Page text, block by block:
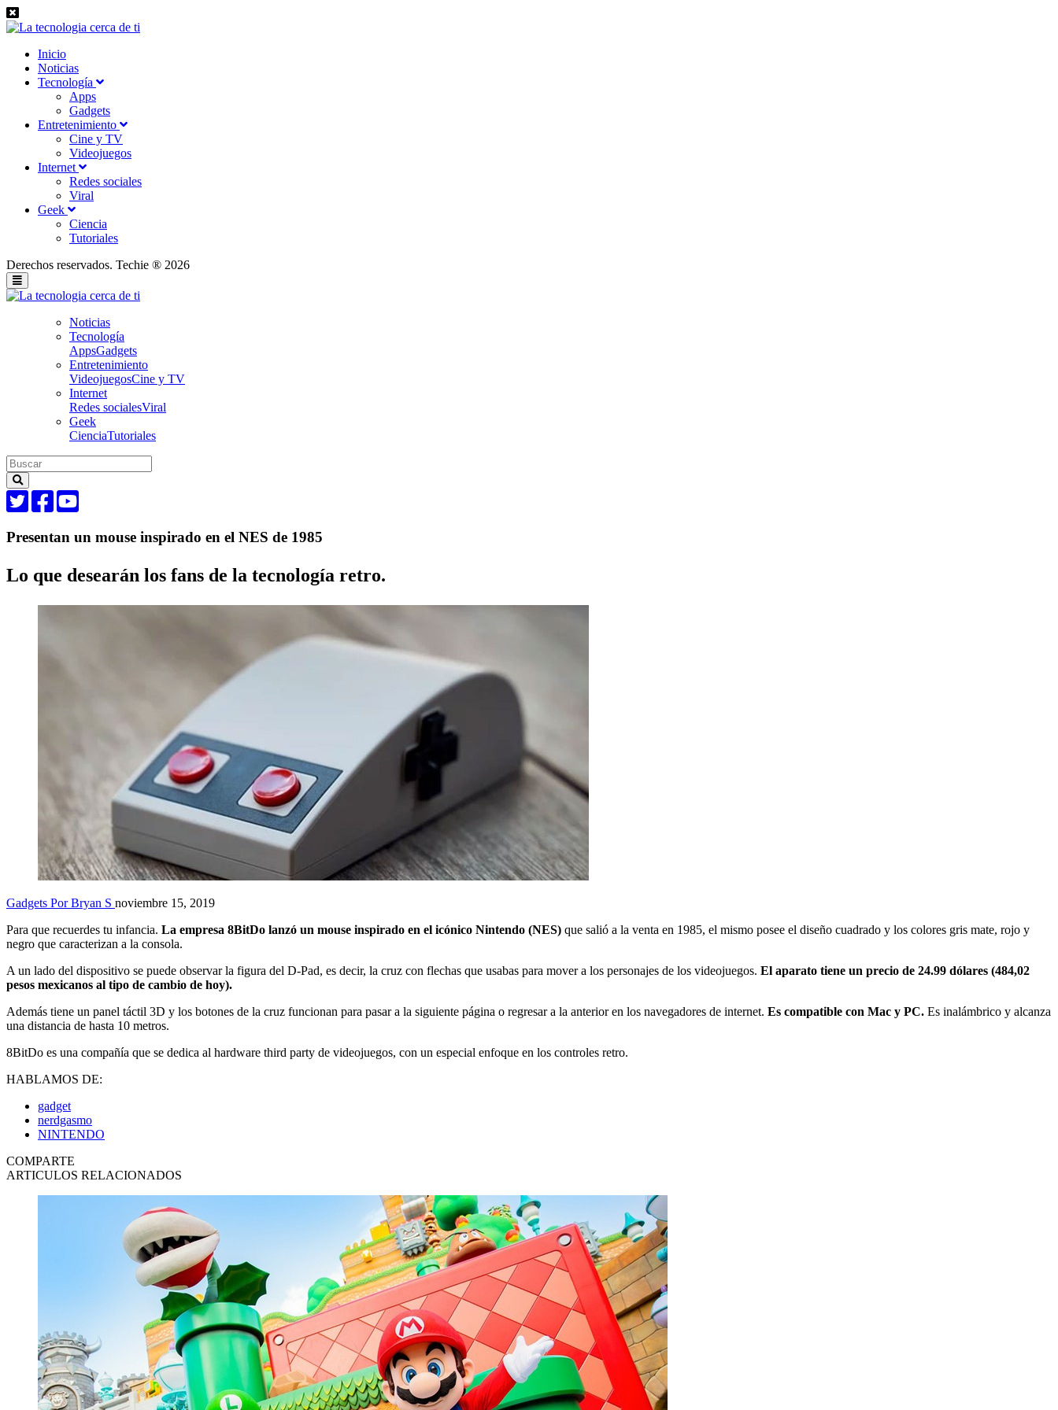
Inicio
Noticias
Tecnología
Apps
Gadgets
Entretenimiento
Cine y TV
Videojuegos
Internet
Redes sociales
Viral
Geek
Ciencia
Tutoriales
Derechos reservados. Techie ® 2026
Noticias
Tecnología
AppsGadgets
Entretenimiento
VideojuegosCine y TV
Internet
Redes socialesViral
Geek
CienciaTutoriales
Presentan un mouse inspirado en el NES de 1985
Lo que desearán los fans de la tecnología retro.
Gadgets Por Bryan S noviembre 15, 2019
Para que recuerdes tu infancia. La empresa 8BitDo lanzó un mouse inspirado en el icónico Nintendo (NES) que salió a la venta en 1985, el mismo posee el diseño cuadrado y los colores gris mate, rojo y
negro que caracterizan a la consola.
A un lado del dispositivo se puede observar la figura del D-Pad, es decir, la cruz con flechas que usabas para mover a los personajes de los videojuegos. El aparato tiene un precio de 24.99 dólares (484,02
pesos mexicanos al tipo de cambio de hoy).
Además tiene un panel táctil 3D y los botones de la cruz funcionan para pasar a la siguiente página o regresar a la anterior en los navegadores de internet. Es compatible con Mac y PC. Es inalámbrico y alcanza
una distancia de hasta 10 metros.
8BitDo es una compañía que se dedica al hardware third party de videojuegos, con un especial enfoque en los controles retro.
HABLAMOS DE:
gadget
nerdgasmo
NINTENDO
COMPARTE
ARTICULOS RELACIONADOS